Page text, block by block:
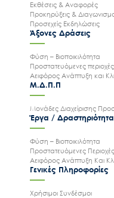
Εκθέσεις & Αναφορές
Προκηρύξεις &
Προσεχείς Εκδηλώσεις
Άξονες Δράσεις
Φύση – Βιοποικιλότητα
Προστατευόμενες περιοχές
Αειφόρος Ανάπτυξη και
Μ.Δ.Π.Π
Μονάδες Διαχείρισης
Έργα / Δραστηριότητα
Φύση – Βιοποικιλότητα
Προστατευόμενες Περιοχές
Αειφόρος Ανάπτυξη Και
Γενικές Πληροφορίες
Χρήσιμοι Συνδέσμοι